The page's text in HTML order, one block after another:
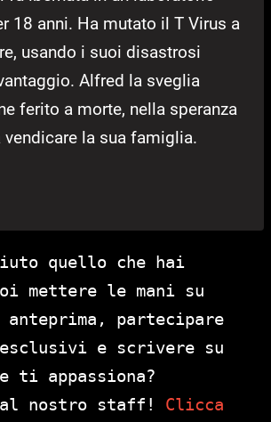
18 anni. Ha mutato il T Virus a
usando i suoi disastrosi
Alfred la sveglia
ferito a morte, nella speranza
la sua famiglia.
quello che hai
mettere le mani su
partecipare
e scrivere su
ti appassiona?
nostro staff! Clicca